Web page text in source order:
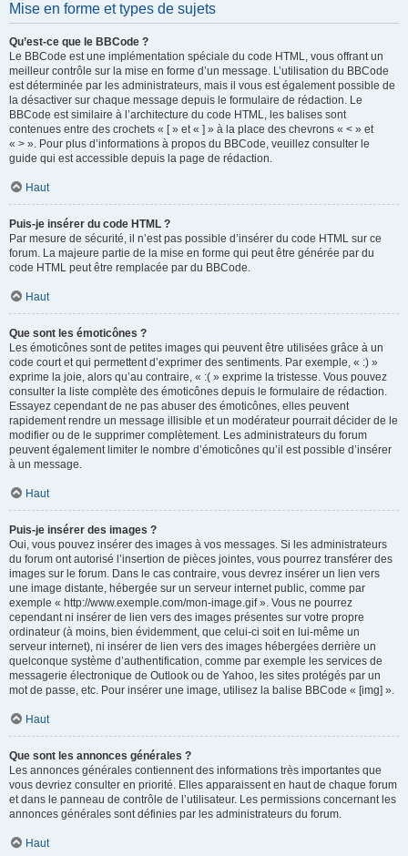
Mise en forme et types de sujets
Qu’est-ce que le BBCode ?
Le BBCode est une implémentation spéciale du code HTML, vous offrant un
meilleur contrôle sur la mise en forme d’un message. L’utilisation du BBCode
est déterminée par les administrateurs, mais il vous est également possible de
la désactiver sur chaque message depuis le formulaire de rédaction. Le
BBCode est similaire à l’architecture du code HTML, les balises sont
contenues entre des crochets « [ » et « ] » à la place des chevrons « < » et
« > ». Pour plus d’informations à propos du BBCode, veuillez consulter le
guide qui est accessible depuis la page de rédaction.
Haut
Puis-je insérer du code HTML ?
Par mesure de sécurité, il n’est pas possible d’insérer du code HTML sur ce
forum. La majeure partie de la mise en forme qui peut être générée par du
code HTML peut être remplacée par du BBCode.
Haut
Que sont les émoticônes ?
Les émoticônes sont de petites images qui peuvent être utilisées grâce à un
code court et qui permettent d’exprimer des sentiments. Par exemple, « :) »
exprime la joie, alors qu’au contraire, « :( » exprime la tristesse. Vous pouvez
consulter la liste complète des émoticônes depuis le formulaire de rédaction.
Essayez cependant de ne pas abuser des émoticônes, elles peuvent
rapidement rendre un message illisible et un modérateur pourrait décider de le
modifier ou de le supprimer complètement. Les administrateurs du forum
peuvent également limiter le nombre d’émoticônes qu’il est possible d’insérer
à un message.
Haut
Puis-je insérer des images ?
Oui, vous pouvez insérer des images à vos messages. Si les administrateurs
du forum ont autorisé l’insertion de pièces jointes, vous pourrez transférer des
images sur le forum. Dans le cas contraire, vous devrez insérer un lien vers
une image distante, hébergée sur un serveur internet public, comme par
exemple « http://www.exemple.com/mon-image.gif ». Vous ne pourrez
cependant ni insérer de lien vers des images présentes sur votre propre
ordinateur (à moins, bien évidemment, que celui-ci soit en lui-même un
serveur internet), ni insérer de lien vers des images hébergées derrière un
quelconque système d’authentification, comme par exemple les services de
messagerie électronique de Outlook ou de Yahoo, les sites protégés par un
mot de passe, etc. Pour insérer une image, utilisez la balise BBCode « [img] ».
Haut
Que sont les annonces générales ?
Les annonces générales contiennent des informations très importantes que
vous devriez consulter en priorité. Elles apparaissent en haut de chaque forum
et dans le panneau de contrôle de l’utilisateur. Les permissions concernant les
annonces générales sont définies par les administrateurs du forum.
Haut